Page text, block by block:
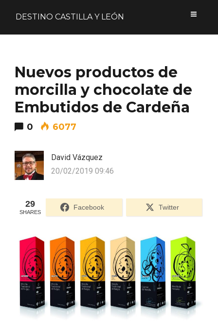
DESTINO CASTILLA Y LEÓN
Nuevos productos de
morcilla y chocolate de
Embutidos de Cardeña
0 6077
David Vázquez
20/02/2019 09:46
29
SHARES
Facebook Twitter
Nombre de usuario o correo electrónico
Contraseña
Recuérdame
Ultimas entradas